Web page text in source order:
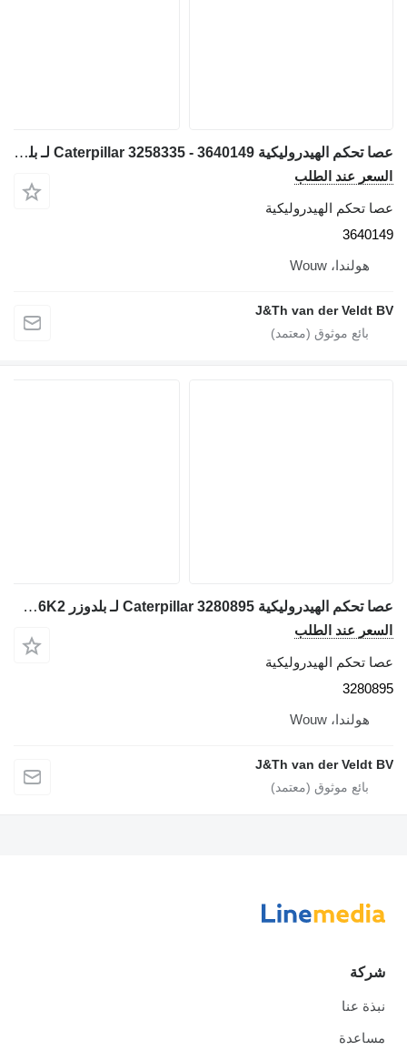
عصا تحكم الهيدروليكية Caterpillar 3258335 - 3640149 لـ بلدوزر Caterpillar D9 D6N D8T D9T D6NXL D6TXL D6TXW D6NLGP D6TLGP
السعر عند الطلب
عصا تحكم الهيدروليكية
3640149
هولندا، Wouw
J&Th van der Veldt BV
عصا تحكم الهيدروليكية Caterpillar 3280895 لـ بلدوزر Caterpillar D3K D4K D5K D6K D6K2
السعر عند الطلب
عصا تحكم الهيدروليكية
3280895
هولندا، Wouw
J&Th van der Veldt BV
شركة
نبذة عنا
مساعدة